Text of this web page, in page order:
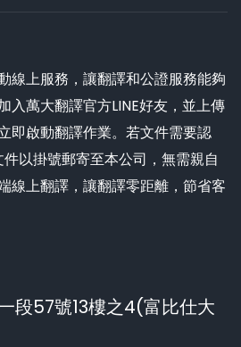
線上服務，讓翻譯和公證服務能夠
入萬大翻譯官方LINE好友，並上傳
即啟動翻譯作業。若文件需要認
以掛號郵寄至本公司，無需親自
線上翻譯，讓翻譯零距離，節省客
段57號13樓之4(富比仕大